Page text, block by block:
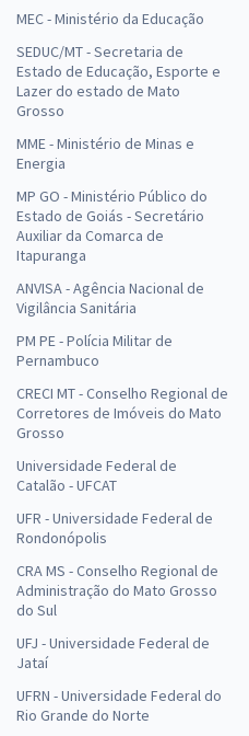
MEC - Ministério da Educação
SEDUC/MT - Secretaria de
Estado de Educação, Esporte e
Lazer do estado de Mato
Grosso
MME - Ministério de Minas e
Energia
MP GO - Ministério Público do
Estado de Goiás - Secretário
Auxiliar da Comarca de
Itapuranga
ANVISA - Agência Nacional de
Vigilância Sanitária
PM PE - Polícia Militar de
Pernambuco
CRECI MT - Conselho Regional de
Corretores de Imóveis do Mato
Grosso
Universidade Federal de
Catalão - UFCAT
UFR - Universidade Federal de
Rondonópolis
CRA MS - Conselho Regional de
Administração do Mato Grosso
do Sul
UFJ - Universidade Federal de
Jataí
UFRN - Universidade Federal do
Rio Grande do Norte